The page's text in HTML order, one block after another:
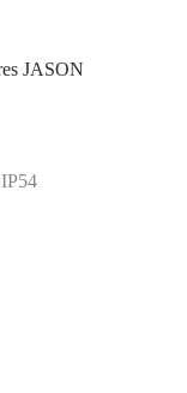
JASON